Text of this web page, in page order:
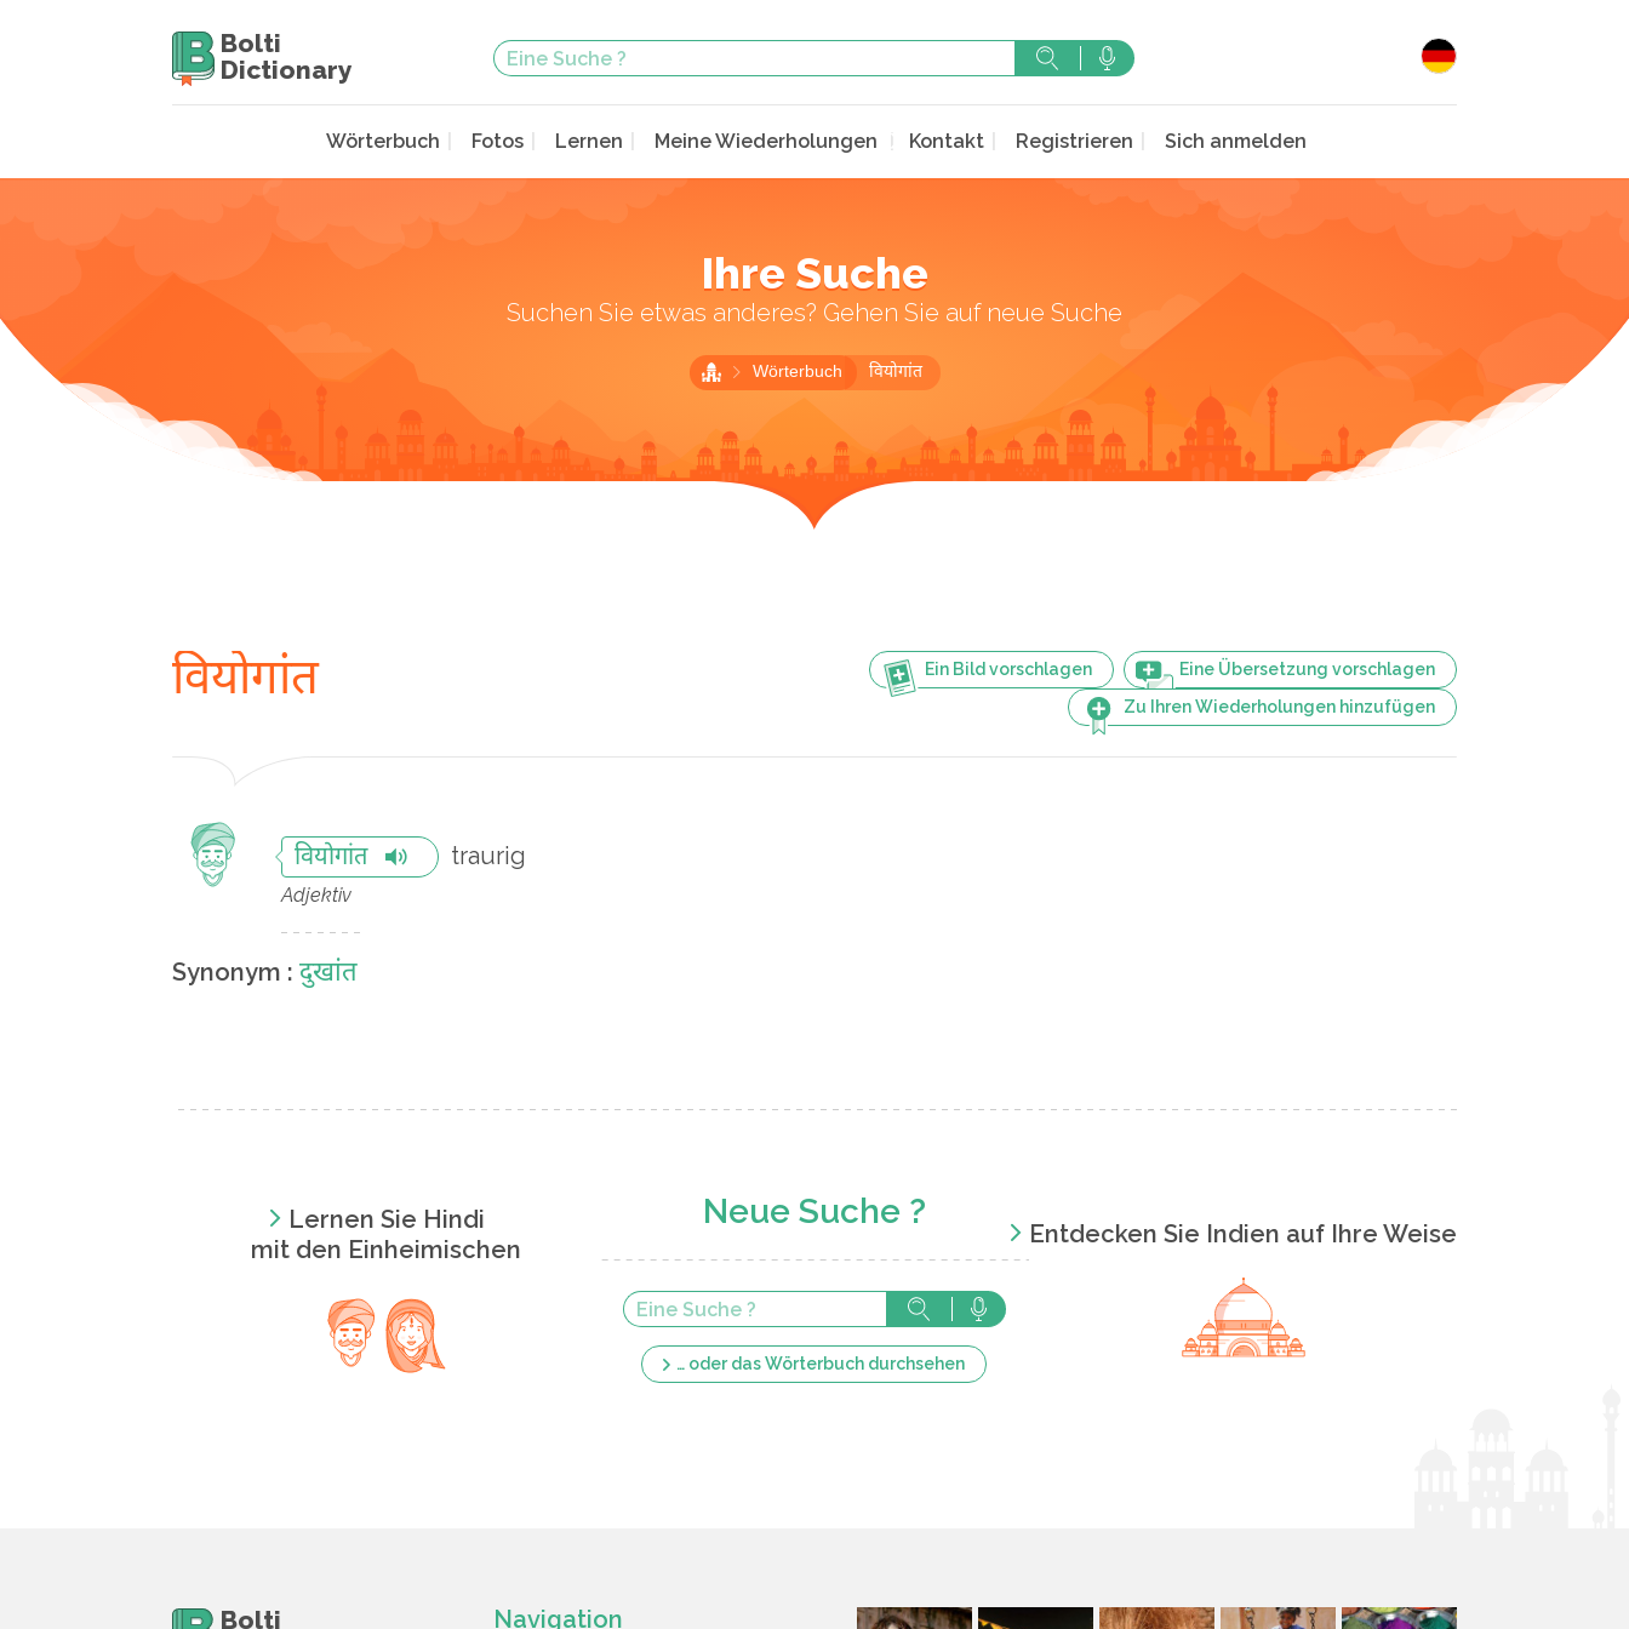
Bolti
Dictionary
Wörterbuch Fotos Lernen Meine Wiederholungen Kontakt Registrieren Sich anmelden
Ihre Suche
Suchen Sie etwas anderes? Gehen Sie auf neue Suche
Wörterbuch वियोगांत
Ein Bild vorschlagen
Eine Übersetzung vorschlagen
Zu Ihren Wiederholungen hinzufügen
वियोगांत
वियोगांत traurig
Adjektiv
Synonym : दुखांत
Lernen Sie Hindi
mit den Einheimischen
Neue Suche ?
… oder das Wörterbuch durchsehen
Entdecken Sie Indien auf Ihre Weise
Bolti Navigation